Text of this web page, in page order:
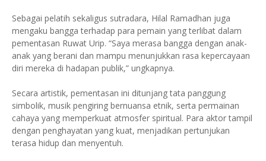
Sebagai pelatih sekaligus sutradara, Hilal Ramadhan juga
mengaku bangga terhadap para pemain yang terlibat dalam
pementasan Ruwat Urip. “Saya merasa bangga dengan anak-
anak yang berani dan mampu menunjukkan rasa kepercayaan
diri mereka di hadapan publik,” ungkapnya.
Secara artistik, pementasan ini ditunjang tata panggung
simbolik, musik pengiring bernuansa etnik, serta permainan
cahaya yang memperkuat atmosfer spiritual. Para aktor tampil
dengan penghayatan yang kuat, menjadikan pertunjukan
terasa hidup dan menyentuh.